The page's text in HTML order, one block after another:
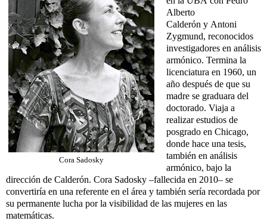
Cora Sadosky
Alberto
Calderón y Antoni
Zygmund, reconocidos
investigadores en análisis
armónico. Termina la
licenciatura en 1960, un
año después de que su
madre se graduara del
doctorado. Viaja a
realizar estudios de
posgrado en Chicago,
donde hace una tesis,
también en análisis
armónico, bajo la
dirección de Calderón. Cora Sadosky –fallecida en 2010– se
convertiría en una referente en el área y también sería recordada por
su permanente lucha por la visibilidad de las mujeres en las
matemáticas.